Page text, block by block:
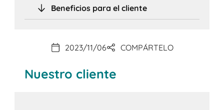
Beneficios para el cliente
2023/11/06 COMPÁRTELO
Nuestro cliente